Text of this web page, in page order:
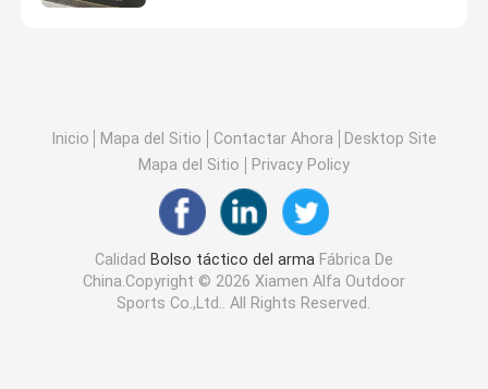
Inicio Mapa del Sitio Contactar Ahora
Desktop Site
Mapa del Sitio
Privacy Policy
Calidad Bolso táctico del arma Fábrica De
China.Copyright © 2026 Xiamen Alfa Outdoor
Sports Co.,Ltd.. All Rights Reserved.